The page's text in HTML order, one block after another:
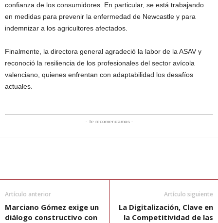
confianza de los consumidores. En particular, se está trabajando
en medidas para prevenir la enfermedad de Newcastle y para
indemnizar a los agricultores afectados.
Finalmente, la directora general agradeció la labor de la ASAV y
reconoció la resiliencia de los profesionales del sector avícola
valenciano, quienes enfrentan con adaptabilidad los desafíos
actuales.
- Te recomendamos -
Artículo anterior
Marciano Gómez exige un
diálogo constructivo con
Artículo siguiente
La Digitalización, Clave en
la Competitividad de las